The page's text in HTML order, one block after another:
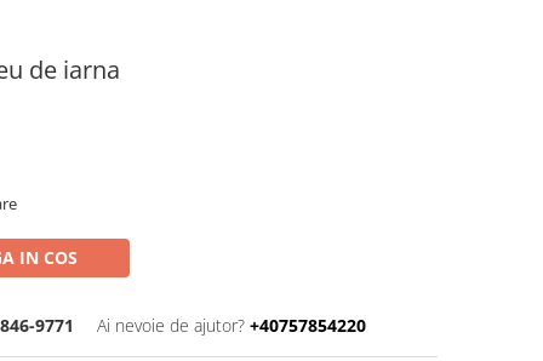
de iarna
IN COS
9771 Ai nevoie de ajutor? +40757854220